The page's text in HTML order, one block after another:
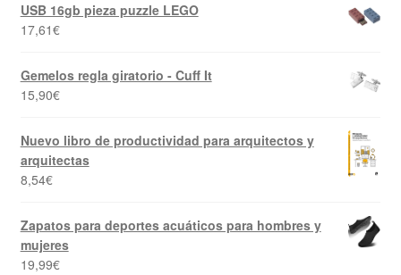
USB 16gb pieza puzzle LEGO
17,61€
Gemelos regla giratorio - Cuff It
15,90€
Nuevo libro de productividad para arquitectos y
arquitectas
8,54€
Zapatos para deportes acuáticos para hombres y
mujeres
19,99€